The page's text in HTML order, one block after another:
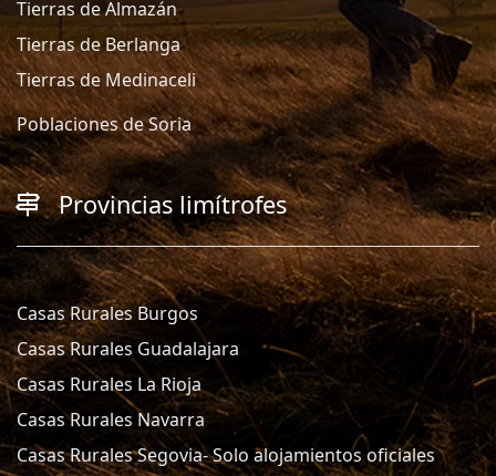
Tierras de Almazán
Tierras de Berlanga
Tierras de Medinaceli
Poblaciones de Soria
Provincias limítrofes
Casas Rurales Burgos
Casas Rurales Guadalajara
Casas Rurales La Rioja
Casas Rurales Navarra
Casas Rurales Segovia- Solo alojamientos oficiales